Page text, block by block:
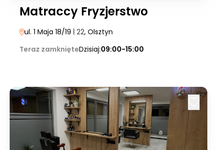
Matraccy Fryzjerstwo
ul. 1 Maja 18/19 | 22, Olsztyn
Teraz zamknięteDzisiaj:09:00-15:00